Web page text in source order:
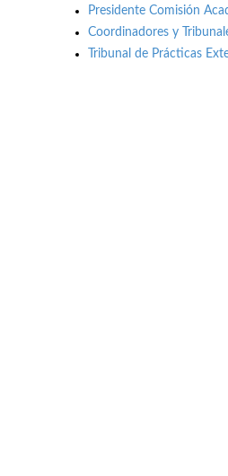
Presidente Comisión
Coordinadores y
Tribunal de Prácticas